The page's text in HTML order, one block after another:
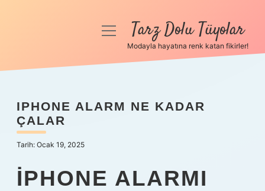
Anasayfa
Yasal Uyarı
Hakkımızda
menüyüTarz Dolu Tüyolar
Modayla hayatına renk katan fikirler!
IPHONE ALARM NE KADAR
ÇALAR
Tarih: Ocak 19, 2025
IPHONE ALARMI